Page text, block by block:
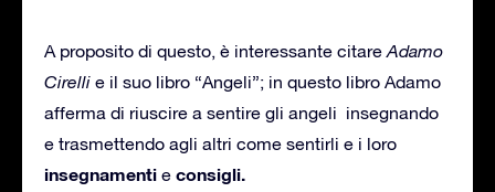
A proposito di questo, è interessante citare Adamo
Cirelli e il suo libro “Angeli”; in questo libro Adamo
afferma di riuscire a sentire gli angeli insegnando
e trasmettendo agli altri come sentirli e i loro
insegnamenti e consigli.